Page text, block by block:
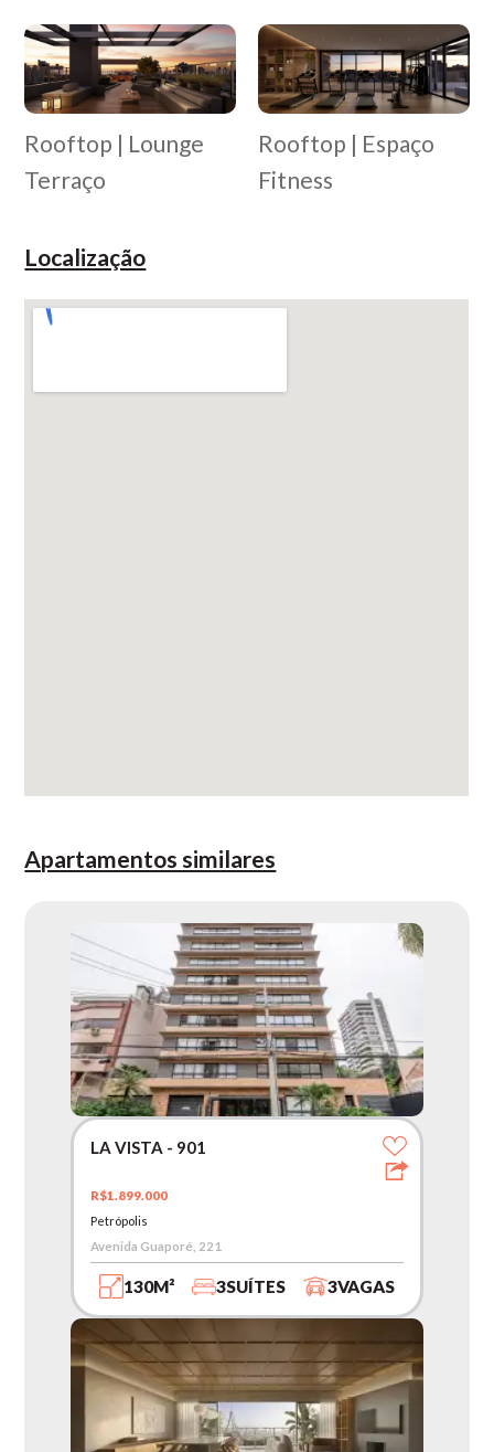
Rooftop | Lounge
Terraço
Rooftop | Espaço
Fitness
Localização
Apartamentos similares
LA VISTA - 901
R$1.899.000
Petrópolis
Avenida Guaporé, 221
130M² 3SUÍTES 3VAGAS